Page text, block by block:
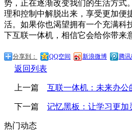
势，正在逐渐改变我们的生活方式
理和控制中解脱出来，享受更加便
活。如果你也渴望拥有一个充满科
下互联一体机，相信它会给你带来
分享到： QQ空间 新浪微博 腾
返回列表
上一篇 互联一体机：未来办公
下一篇 记忆黑板：让学习更加
热门动态